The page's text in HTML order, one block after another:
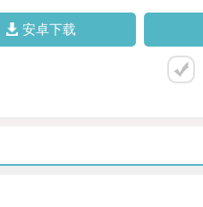
安卓下载